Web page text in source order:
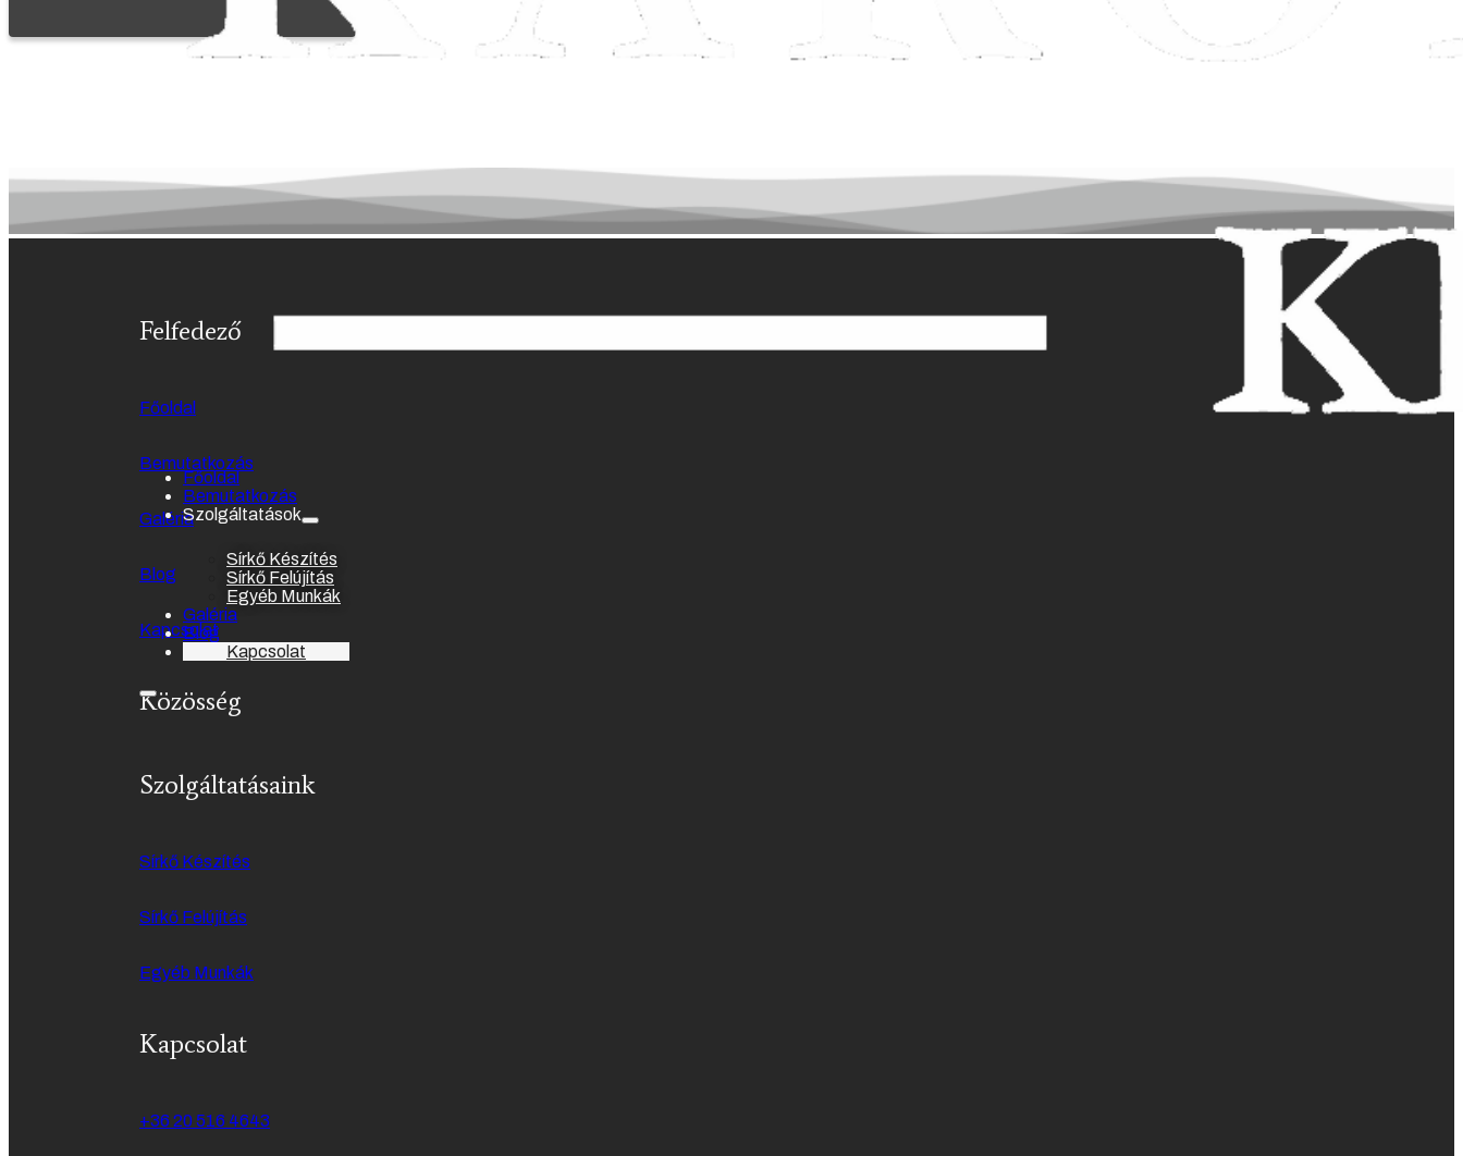
Főoldal
Bemutatkozás
Szolgáltatások
Sírkő Készítés
Sírkő Felújítás
Egyéb Munkák
Galéria
Blog
Kapcsolat
Felfedező
Főoldal
Bemutatkozás
Galéria
Blog
Kapcsolat
Közösség
Szolgáltatásaink
Sírkő Készítés
Sírkő Felújítás
Egyéb Munkák
Kapcsolat
+36 20 516 4643